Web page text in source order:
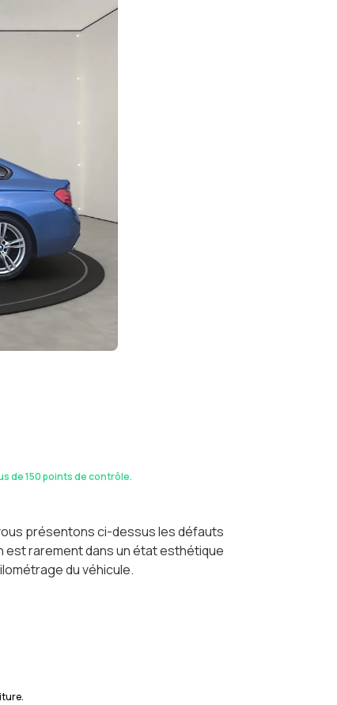
de 150 points de contrôle.
présentons ci-dessus les défauts
est rarement dans un état esthétique
du véhicule.